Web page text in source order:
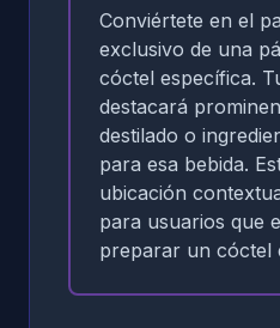
Conviértete en el
exclusivo de una
cóctel específica.
destacará
destilado o
para esa bebida.
ubicación
para usuarios que
preparar un cóctel